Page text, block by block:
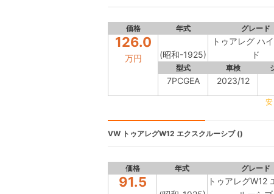
価格 年式 グレード
126.0
万円 (昭和-1925)
トゥアレグ ハ
ド
型式 車検
7PCGEA 2023/12
安
VW トゥアレグW12 エクスクルーシブ ()
価格 年式 グレード
91.5
トゥアレグW12